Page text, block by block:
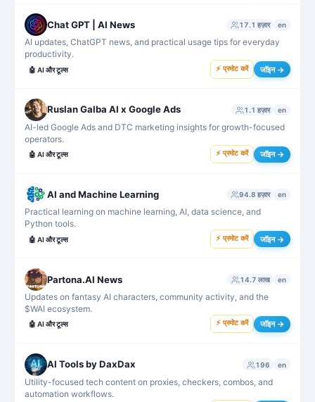
Chat GPT | AI News 17.1 हज़ार en
AI updates, ChatGPT news, and practical usage tips for everyday
productivity.
🤖 AI और टूल्स ⚡ प्रमोट करें जॉइन →
Ruslan Galba AI x Google Ads 1.1 हज़ार en
AI-led Google Ads and DTC marketing insights for growth-focused
operators.
🤖 AI और टूल्स ⚡ प्रमोट करें जॉइन →
AI and Machine Learning 94.8 हज़ार en
Practical learning on machine learning, AI, data science, and
Python tools.
🤖 AI और टूल्स ⚡ प्रमोट करें जॉइन →
Partona.AI News 14.7 लाख en
Updates on fantasy AI characters, community activity, and the
$WAI ecosystem.
🤖 AI और टूल्स ⚡ प्रमोट करें जॉइन →
AI Tools by DaxDax 196 en
Utility-focused tech content on proxies, checkers, combos, and
automation workflows.